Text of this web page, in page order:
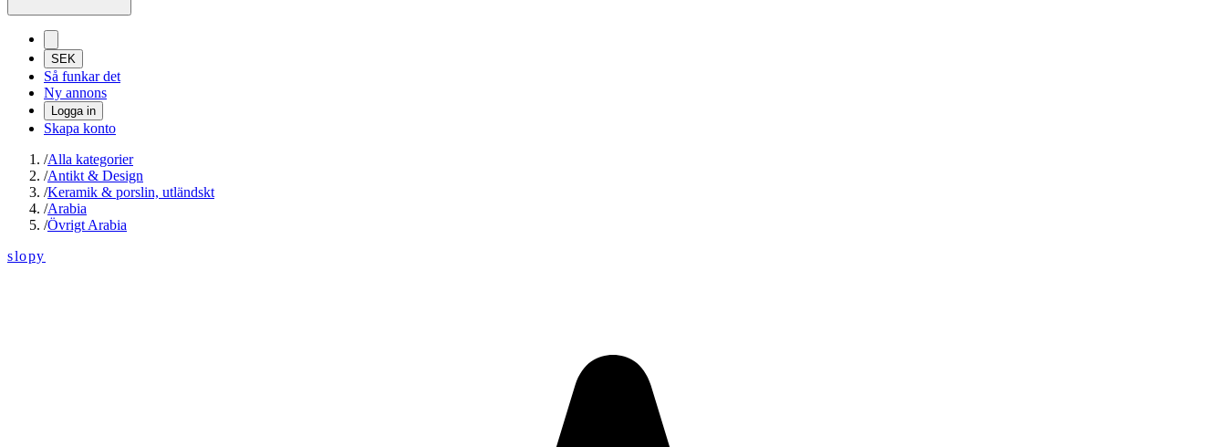
SEK
Så funkar det
Ny annons
Logga in
Skapa konto
/Alla kategorier
/Antikt & Design
/Keramik & porslin, utländskt
/Arabia
/Övrigt Arabia
slopy